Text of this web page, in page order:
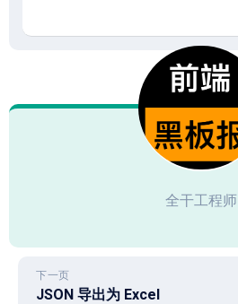
全干工程师
下一页
JSON 导出为 Excel